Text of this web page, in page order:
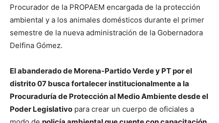
Procurador de la PROPAEM encargada de la protección
ambiental y a los animales domésticos durante el primer
semestre de la nueva administración de la Gobernadora
Delfina Gómez.
El abanderado de Morena-Partido Verde y PT por el
distrito 07 busca fortalecer institucionalmente a la
Procuraduría de Protección al Medio Ambiente desde el
Poder Legislativo para crear un cuerpo de oficiales a